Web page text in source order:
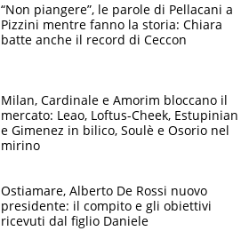
“Non piangere”, le parole di Pellacani a
Pizzini mentre fanno la storia: Chiara
batte anche il record di Ceccon
Milan, Cardinale e Amorim bloccano il
mercato: Leao, Loftus-Cheek, Estupinian
e Gimenez in bilico, Soulè e Osorio nel
mirino
Ostiamare, Alberto De Rossi nuovo
presidente: il compito e gli obiettivi
ricevuti dal figlio Daniele